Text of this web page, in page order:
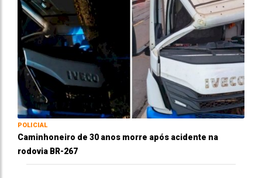
POLICIAL
Caminhoneiro de 30 anos morre após acidente na
rodovia BR-267